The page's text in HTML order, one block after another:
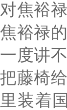
对焦裕
焦裕禄
一度讲
把藤椅
里装着